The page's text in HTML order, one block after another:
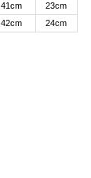
41cm
23cm
42cm 24cm